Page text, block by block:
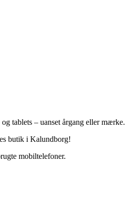
tablets – uanset årgang eller mærke.
butik i Kalundborg!
mobiltelefoner.